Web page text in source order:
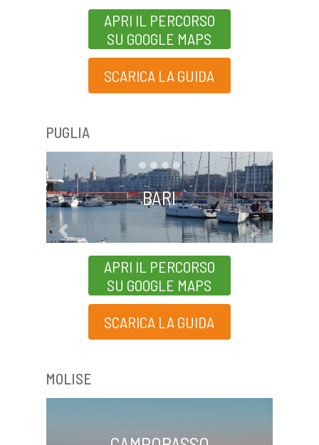
APRI IL PERCORSO
SU GOOGLE MAPS
SCARICA LA GUIDA
PUGLIA
BARI
APRI IL PERCORSO
SU GOOGLE MAPS
SCARICA LA GUIDA
Previous Next
MOLISE